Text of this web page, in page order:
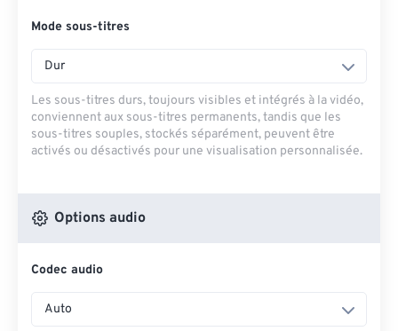
Mode sous-titres
Dur
Les sous-titres durs, toujours visibles et intégrés à la vidéo,
conviennent aux sous-titres permanents, tandis que les
sous-titres souples, stockés séparément, peuvent être
activés ou désactivés pour une visualisation personnalisée.
Options audio
Codec audio
Auto